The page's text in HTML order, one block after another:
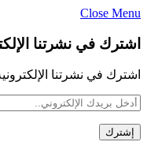
Close Menu
اشترك في نشرتنا
اشترك في نشرتنا